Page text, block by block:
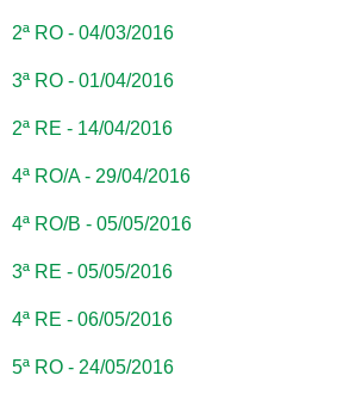
2ª RO - 04/03/2016
3ª RO - 01/04/2016
2ª RE - 14/04/2016
4ª RO/A - 29/04/2016
4ª RO/B - 05/05/2016
3ª RE - 05/05/2016
4ª RE - 06/05/2016
5ª RO - 24/05/2016